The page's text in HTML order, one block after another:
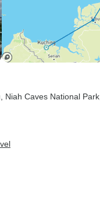
, Niah Caves National Park